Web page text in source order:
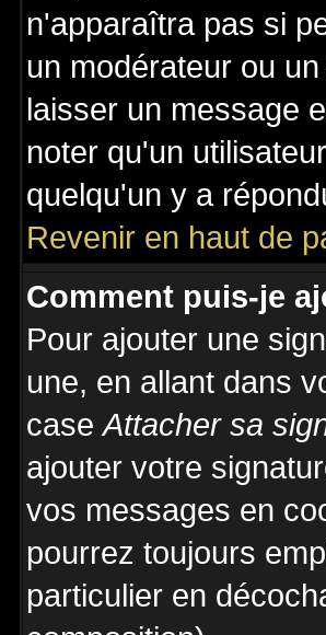
n'apparaîtra pas si
un modérateur ou
laisser un message
noter qu'un
quelqu'un y a
Revenir en haut de
Comment puis-je
Pour ajouter une
une, en allant dans
caseAttacher sa
ajouter votre
vos messages en
pourrez toujours
particulier en